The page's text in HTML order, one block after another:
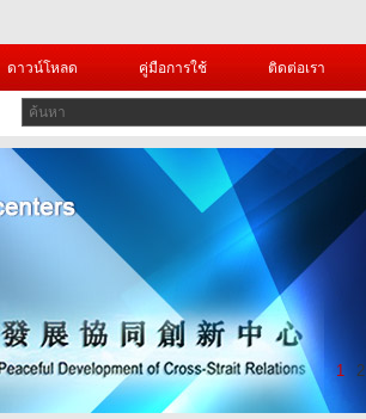
ดาวน์โหลด คู่มือการใช้ ติดต่อเรา
1 2